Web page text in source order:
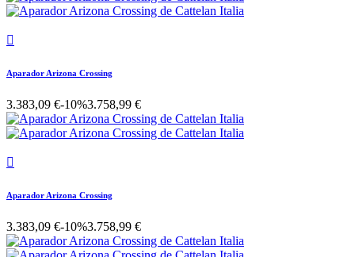

Aparador Arizona Crossing
3.383,09 €-10%3.758,99 €

Aparador Arizona Crossing
3.383,09 €-10%3.758,99 €